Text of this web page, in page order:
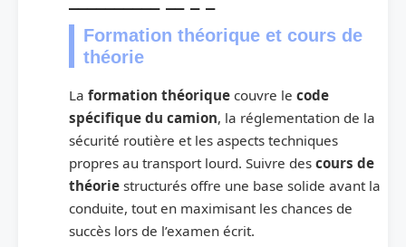
Formation théorique et cours de
théorie
La formation théorique couvre le code
spécifique du camion, la réglementation de la
sécurité routière et les aspects techniques
propres au transport lourd. Suivre des cours de
théorie structurés offre une base solide avant la
conduite, tout en maximisant les chances de
succès lors de l’examen écrit.